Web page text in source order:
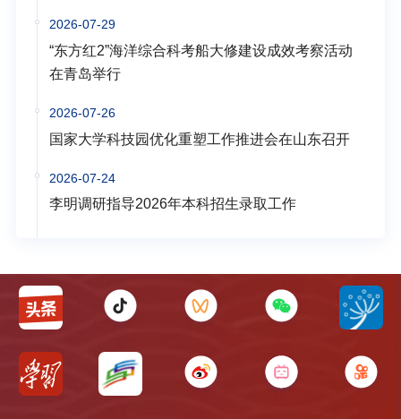
2026-07-29
“东方红2”海洋综合科考船大修建设成效考察活动
在青岛举行
2026-07-26
国家大学科技园优化重塑工作推进会在山东召开
2026-07-24
李明调研指导2026年本科招生录取工作